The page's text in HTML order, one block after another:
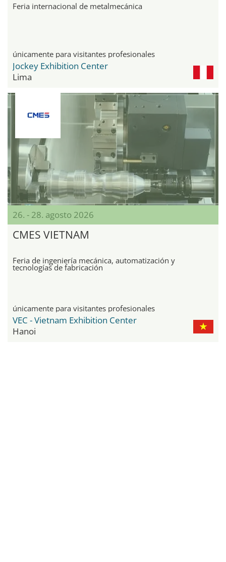
Feria internacional de metalmecánica
únicamente para visitantes profesionales
Jockey Exhibition Center
Lima
26. - 28. agosto 2026
CMES VIETNAM
Feria de ingeniería mecánica, automatización y
tecnologías de fabricación
únicamente para visitantes profesionales
VEC - Vietnam Exhibition Center
Hanoi